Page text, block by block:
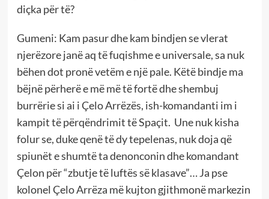
diçka për të?
Gumeni: Kam pasur dhe kam bindjen se vlerat
njerëzore janë aq të fuqishme e universale, sa nuk
bëhen dot pronë vetëm e një pale. Këtë bindje ma
bëjnë përherë e më më të fortë dhe shembuj
burrërie si ai i Çelo Arrëzës, ish-komandanti im i
kampit të përqëndrimit të Spaçit. Une nuk kisha
folur se, duke qenë të dy tepelenas, nuk doja që
spiunët e shumtë ta denonconin dhe komandant
Çelon për “zbutje të luftës së klasave”… Ja pse
kolonel Çelo Arrëza më kujton gjithmonë markezin